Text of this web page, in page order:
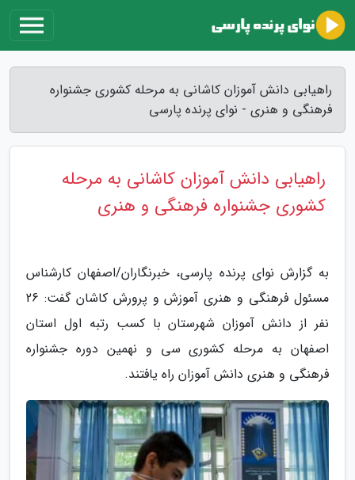
راهیابی دانش آموزان کاشانی به مرحله کشوری جشنواره
فرهنگی و هنری - نوای پرنده پارسی
راهیابی دانش آموزان کاشانی به مرحله
کشوری جشنواره فرهنگی و هنری
به گزارش نوای پرنده پارسی، خبرنگاران/اصفهان کارشناس
مسئول فرهنگی و هنری آموزش و پرورش کاشان گفت: 26
نفر از دانش آموزان شهرستان با کسب رتبه اول استان
اصفهان به مرحله کشوری سی و نهمین دوره جشنواره
فرهنگی و هنری دانش آموزان راه یافتند.